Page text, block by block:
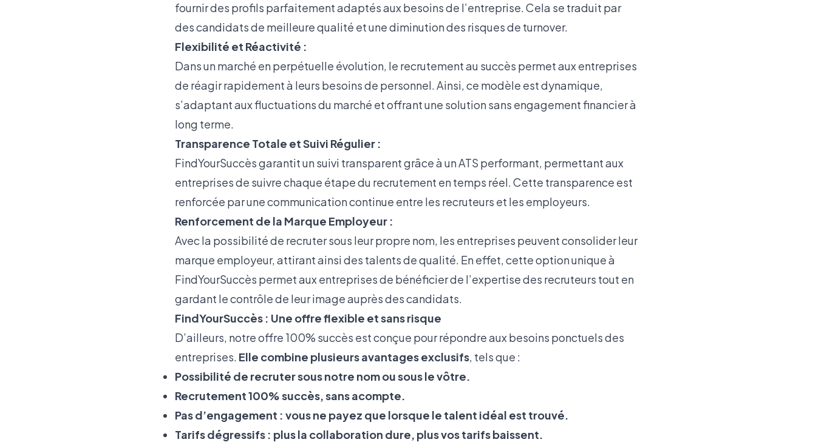
fournir des profils parfaitement adaptés aux besoins de l’entreprise. Cela se traduit par
des candidats de meilleure qualité et une diminution des risques de turnover.
Flexibilité et Réactivité :
Dans un marché en perpétuelle évolution, le recrutement au succès permet aux entreprises
de réagir rapidement à leurs besoins de personnel. Ainsi, ce modèle est dynamique,
s’adaptant aux fluctuations du marché et offrant une solution sans engagement financier à
long terme.
Transparence Totale et Suivi Régulier :
FindYourSuccès garantit un suivi transparent grâce à un ATS performant, permettant aux
entreprises de suivre chaque étape du recrutement en temps réel. Cette transparence est
renforcée par une communication continue entre les recruteurs et les employeurs.
Renforcement de la Marque Employeur :
Avec la possibilité de recruter sous leur propre nom, les entreprises peuvent consolider leur
marque employeur, attirant ainsi des talents de qualité. En effet, cette option unique à
FindYourSuccès permet aux entreprises de bénéficier de l’expertise des recruteurs tout en
gardant le contrôle de leur image auprès des candidats.
FindYourSuccès : Une offre flexible et sans risque
D’ailleurs, notre offre 100% succès est conçue pour répondre aux besoins ponctuels des
entreprises. Elle combine plusieurs avantages exclusifs, tels que :
Possibilité de recruter sous notre nom ou sous le vôtre.
Recrutement 100% succès, sans acompte.
Pas d’engagement : vous ne payez que lorsque le talent idéal est trouvé.
Tarifs dégressifs : plus la collaboration dure, plus vos tarifs baissent.